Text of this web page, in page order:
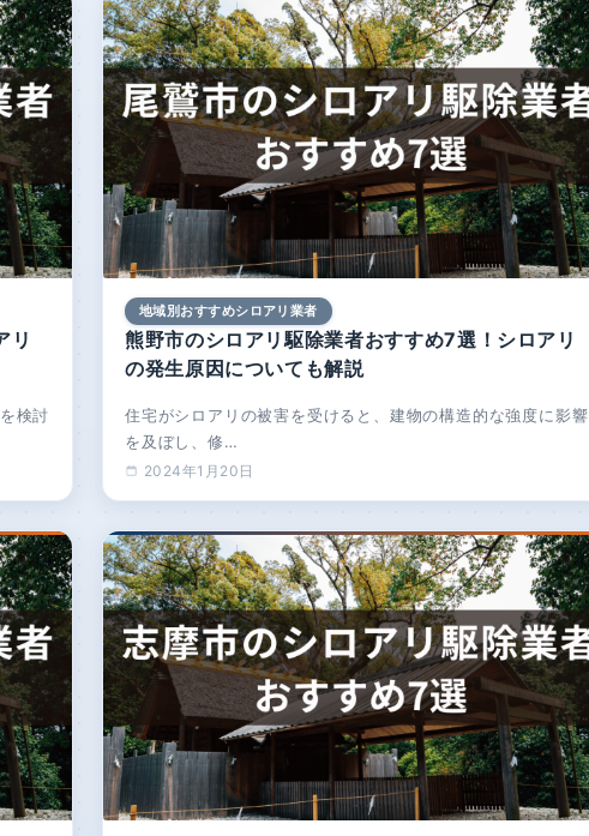
リ
検討
地域別おすすめシロアリ業者
熊野市のシロアリ駆除業者おすすめ7選！シロアリ
の発生原因についても解説
住宅がシロアリの被害を受けると、建物の構造的な強度に影響
を及ぼし、修…
2024年1月20日